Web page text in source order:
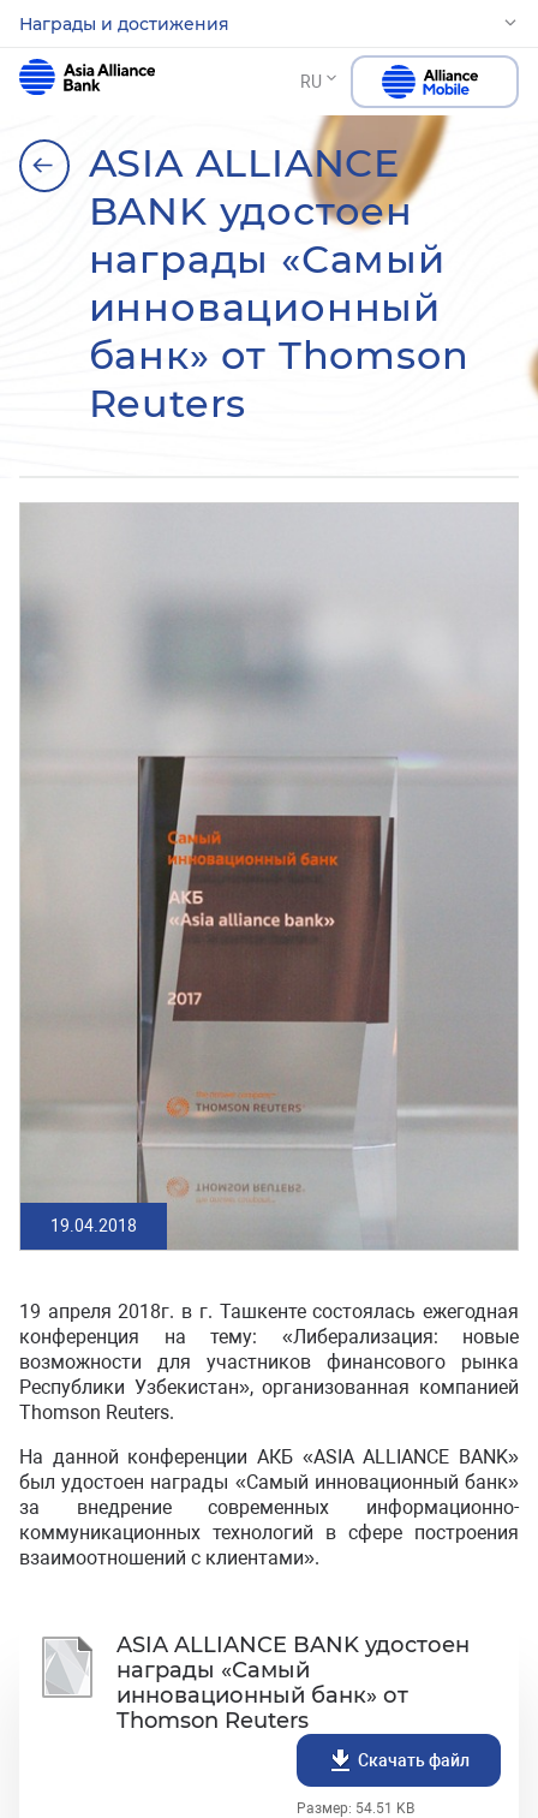
Награды и достижения
RU
ASIA ALLIANCE
BANK удостоен
награды «Самый
инновационный
банк» от Thomson
Reuters
19.04.2018
19 апреля 2018г. в г. Ташкенте состоялась ежегодная
конференция на тему: «Либерализация: новые
возможности для участников финансового рынка
Республики Узбекистан», организованная компанией
Thomson Reuters.
На данной конференции АКБ «ASIA ALLIANCE BANK»
был удостоен награды «Самый инновационный банк»
за внедрение современных информационно-
коммуникационных технологий в сфере построения
взаимоотношений с клиентами».
ASIA ALLIANCE BANK удостоен
награды «Самый
инновационный банк» от
Thomson Reuters
Скачать файл
Размер: 54.51 KB